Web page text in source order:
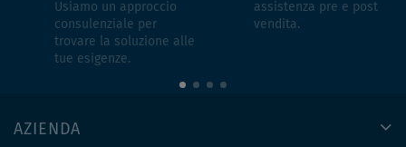
Usiamo un approccio
consulenziale per
trovare la soluzione alle
tue esigenze.
assistenza pre e post
vendita.
AZIENDA